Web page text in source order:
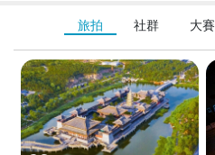
旅拍 社群 大賽